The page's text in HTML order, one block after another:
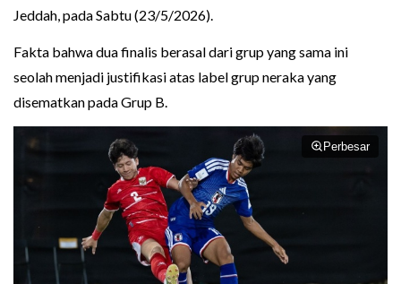
Jeddah, pada Sabtu (23/5/2026).
Fakta bahwa dua finalis berasal dari grup yang sama ini
seolah menjadi justifikasi atas label grup neraka yang
disematkan pada Grup B.
Perbesar